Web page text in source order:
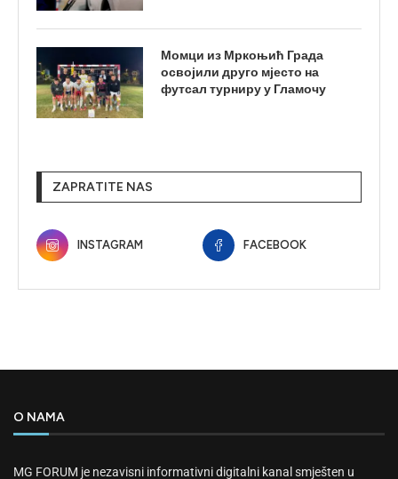
Момци из Мркоњић Града
освојили друго мјесто на
футсал турниру у Гламочу
ZAPRATITE NAS
INSTAGRAM FACEBOOK
O NAMA
MG FORUM je nezavisni informativni digitalni kanal smješten u